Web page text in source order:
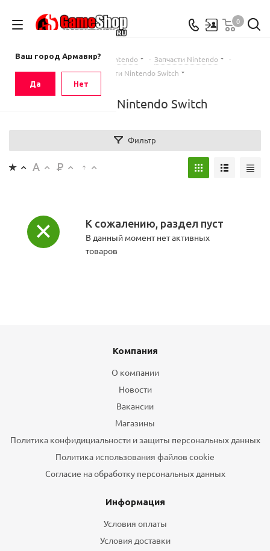
Ваш город Армавир?
Да Нет
0
Главная - Каталог Nintendo - Запчасти Nintendo
-
Запчасти Nintendo Switch
Запчасти Nintendo Switch
Фильтр
К сожалению, раздел пуст
В данный момент нет активных
товаров
Компания
О компании
Новости
Вакансии
Магазины
Политика конфидициальности и защиты персональных данных
Политика использования файлов cookie
Согласие на обработку персональных данных
Информация
Условия оплаты
Условия доставки